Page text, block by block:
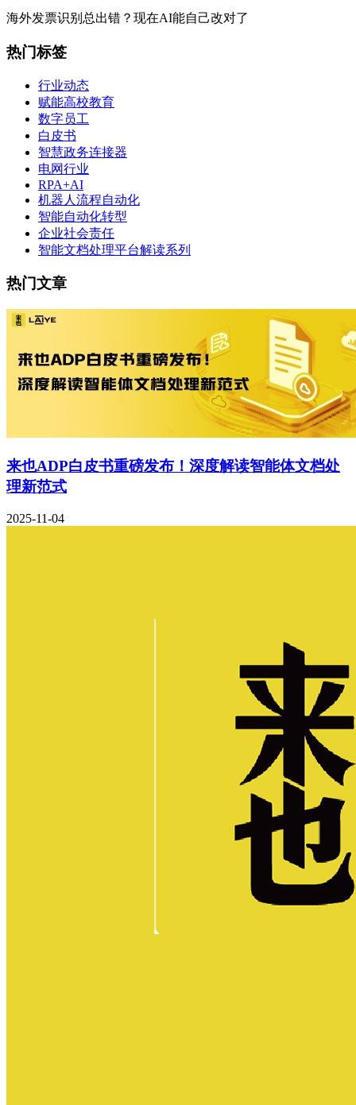
海外发票识别总出错？现在AI能自己改对了
热门标签
行业动态
赋能高校教育
数字员工
白皮书
智慧政务连接器
电网行业
RPA+AI
机器人流程自动化
智能自动化转型
企业社会责任
智能文档处理平台解读系列
热门文章
来也ADP白皮书重磅发布！深度解读智能体文档处
理新范式
2025-11-04